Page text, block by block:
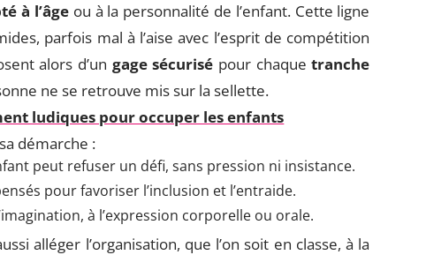
à l’âgeou à la personnalité de l’enfant. Cette ligne
parfois mal à l’aise avec l’esprit de compétition
alors d’un gage sécurisé pour chaquetranche
ne se retrouve mis sur la sellette.
ludiques pour occuper les enfants
démarche :
peut refuser un défi, sans pression ni insistance.
pour favoriser l’inclusion et l’entraide.
à l’expression corporelle ou orale.
alléger l’organisation, que l’on soit en classe, à la